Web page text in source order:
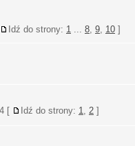
Idź do strony: 1 ... 8, 9, 10 ]
[ Idź do strony: 1, 2 ]